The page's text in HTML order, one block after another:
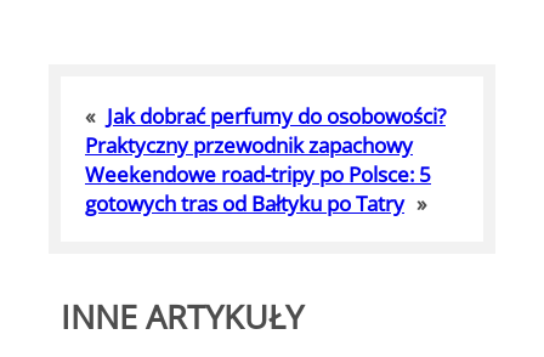
« Jak dobrać perfumy do osobowości?
Praktyczny przewodnik zapachowy
Weekendowe road-tripy po Polsce: 5
gotowych tras od Bałtyku po Tatry »
INNE ARTYKUŁY